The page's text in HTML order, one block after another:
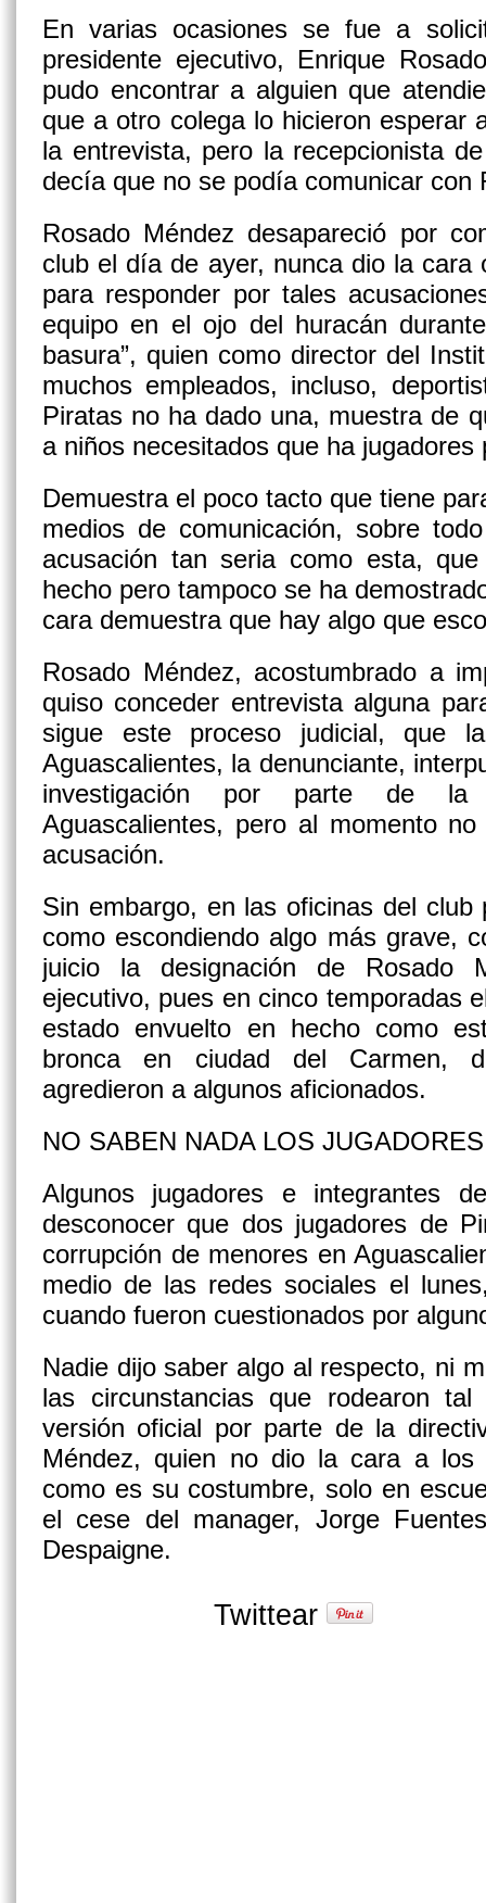
En varias ocasiones se fue a
presidente ejecutivo, Enrique
pudo encontrar a alguien que
que a otro colega lo hicieron esperar
la entrevista, pero la recepcionista
decía que no se podía comunicar con
Rosado Méndez desapareció por
club el día de ayer, nunca dio la cara
para responder por tales
equipo en el ojo del huracán
basura”, quien como director del
muchos empleados, incluso,
Piratas no ha dado una, muestra de
a niños necesitados que ha jugadores
Demuestra el poco tacto que tiene
medios de comunicación, sobre
acusación tan seria como esta,
hecho pero tampoco se ha
cara demuestra que hay algo que
Rosado Méndez, acostumbrado a
quiso conceder entrevista alguna
sigue este proceso judicial, que
Aguascalientes, la denunciante,
investigación por parte de la
Aguascalientes, pero al momento
acusación.
Sin embargo, en las oficinas del club
como escondiendo algo más grave,
juicio la designación de Rosado
ejecutivo, pues en cinco temporadas
estado envuelto en hecho como
bronca en ciudad del Carmen,
agredieron a algunos aficionados.
NO SABEN NADA LOS JUGADORES
Algunos jugadores e integrantes
desconocer que dos jugadores de
corrupción de menores en
medio de las redes sociales el
cuando fueron cuestionados por
Nadie dijo saber algo al respecto, ni
las circunstancias que rodearon
versión oficial por parte de la
Méndez, quien no dio la cara a los
como es su costumbre, solo en
el cese del manager, Jorge
Despaigne.
Twittear